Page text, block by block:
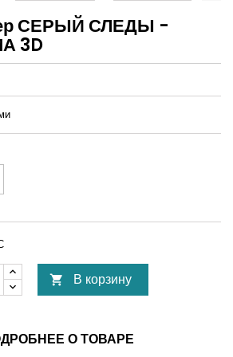
СЕРЫЙ СЛЕДЫ -
3D
 В корзину
О ТОВАРЕ